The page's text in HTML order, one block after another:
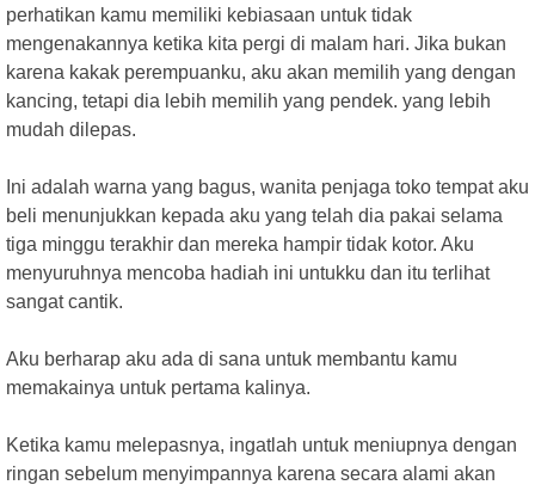
perhatikan kamu memiliki kebiasaan untuk tidak
mengenakannya ketika kita pergi di malam hari. Jika bukan
karena kakak perempuanku, aku akan memilih yang dengan
kancing, tetapi dia lebih memilih yang pendek. yang lebih
mudah dilepas.
Ini adalah warna yang bagus, wanita penjaga toko tempat aku
beli menunjukkan kepada aku yang telah dia pakai selama
tiga minggu terakhir dan mereka hampir tidak kotor. Aku
menyuruhnya mencoba hadiah ini untukku dan itu terlihat
sangat cantik.
Aku berharap aku ada di sana untuk membantu kamu
memakainya untuk pertama kalinya.
Ketika kamu melepasnya, ingatlah untuk meniupnya dengan
ringan sebelum menyimpannya karena secara alami akan